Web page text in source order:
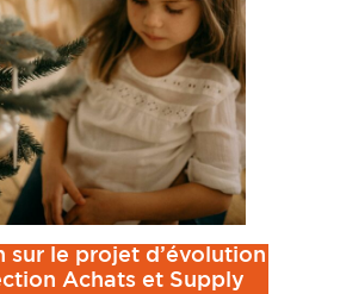
sur le projet d’évolution
Achats et Supply